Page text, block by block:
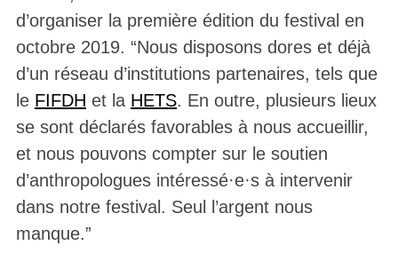
d’organiser la première édition du festival en
octobre 2019. “Nous disposons dores et déjà
d’un réseau d’institutions partenaires, tels que
le FIFDH et la HETS. En outre, plusieurs lieux
se sont déclarés favorables à nous accueillir,
et nous pouvons compter sur le soutien
d’anthropologues intéressé·e·s à intervenir
dans notre festival. Seul l’argent nous
manque.”